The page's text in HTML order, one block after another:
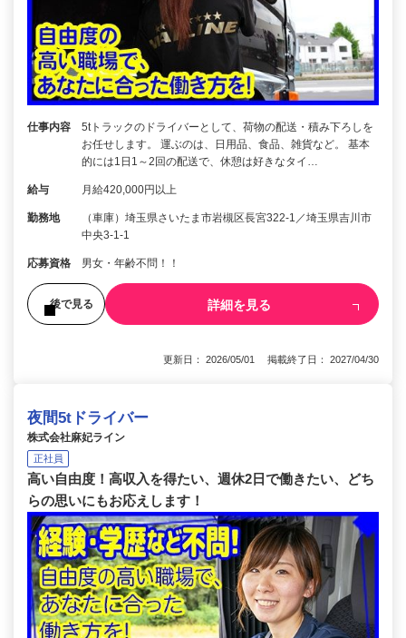
仕事内容
5tトラックのドライバーとして、荷物の配送・積み下ろしを
お任せします。 運ぶのは、日用品、食品、雑貨など。 基本
的には1日1～2回の配送で、休憩は好きなタイ…
給与 月給420,000円以上
勤務地
（車庫）埼玉県さいたま市岩槻区長宮322-1／埼玉県吉川市
中央3‐1‐1
応募資格 男女・年齢不問！！
後で見る 詳細を見る
更新日： 2026/05/01 掲載終了日： 2027/04/30
夜間5tドライバー
株式会社麻妃ライン
正社員
高い自由度！高収入を得たい、週休2日で働きたい、どち
らの思いにもお応えします！